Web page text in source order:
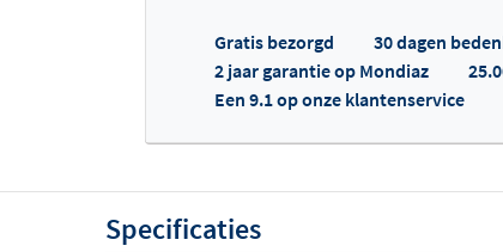
Offertes ophalen...
Gratis bezorgd
30 dagen
2 jaar garantie op Mondiaz
Een 9.1 op onze klantenservice
Specificaties